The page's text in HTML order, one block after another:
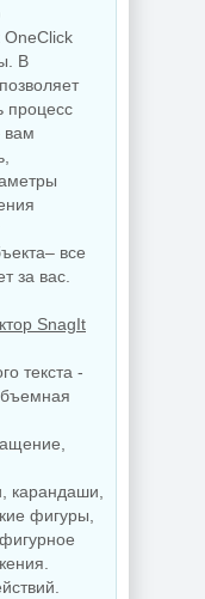
10
2019
11 25H2
Strelec
NEW
В
процесс
вам
все
за вас.
SnagIt
текста -
карандаши,
фигуры,